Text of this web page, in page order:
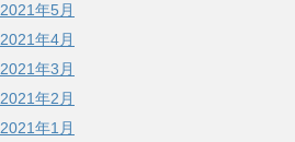
2021年5月
2021年4月
2021年3月
2021年2月
2021年1月